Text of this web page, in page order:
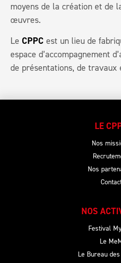
moyens de la création et de
œuvres.
LeCPPC est un lieu de
espace d’accompagnement
de présentations, de travaux
LE
Nos
Nos
NOS
Festival
Le
Le Bureau